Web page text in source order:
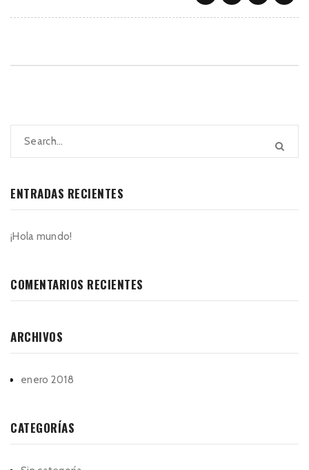
ENTRADAS RECIENTES
¡Hola mundo!
COMENTARIOS RECIENTES
ARCHIVOS
enero 2018
CATEGORÍAS